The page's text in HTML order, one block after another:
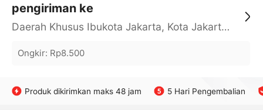
pengiriman ke
Daerah Khusus Ibukota Jakarta, Kota Jakarta Barat, Cengkareng, yy
Ongkir: Rp8.500
Produk dikirimkan maks 48 jam 5 Hari Pengembalian